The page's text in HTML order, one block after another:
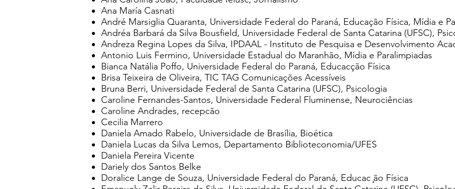
Ana María Casnati
André Marsiglia Quaranta, Universidade Federal do Paraná, Educação Física, Mídia e
Andréa Barbará da Silva Bousfield, Universidade Federal de Santa Catarina (UFSC),
Andreza Regina Lopes da Silva, IPDAAL - Instituto de Pesquisa e Desenvolvimento
Antonio Luis Fermino, Universidade Estadual do Maranhão, Mídia e Paralimpiadas
Bianca Natália Poffo, Universidade Federal do Paraná, Educacção Física
Brisa Teixeira de Oliveira, TIC TAG Comunicações Acessíveis
Bruna Berri, Universidade Federal de Santa Catarina (UFSC), Psicologia
Caroline Fernandes-Santos, Universidade Federal Fluminense, Neurociências
Caroline Andrades, recepcão
Cecilia Marrero
Daniela Amado Rabelo, Universidade de Brasília, Bioética
Daniela Lucas da Silva Lemos, Departamento Biblioteconomia/UFES
Daniela Pereira Vicente
Dariely dos Santos Belke
Doralice Lange de Souza, Universidade Federal do Paraná, Educac ̧ão Física